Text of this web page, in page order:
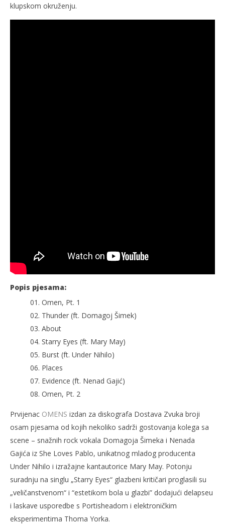
klupskom okruženju.
Popis pjesama:
01. Omen, Pt. 1
02. Thunder (ft. Domagoj Šimek)
03. About
04. Starry Eyes (ft. Mary May)
05. Burst (ft. Under Nihilo)
06. Places
07. Evidence (ft. Nenad Gajić)
08. Omen, Pt. 2
Prvijenac OMENS izdan za diskografa Dostava Zvuka broji
osam pjesama od kojih nekoliko sadrži gostovanja kolega sa
scene – snažnih rock vokala Domagoja Šimeka i Nenada
Gajića iz She Loves Pablo, unikatnog mladog producenta
Under Nihilo i izražajne kantautorice Mary May. Potonju
suradnju na singlu „Starry Eyes“ glazbeni kritičari proglasili su
„veličanstvenom“ i “estetikom bola u glazbi” dodajući delapseu
i laskave usporedbe s Portisheadom i elektroničkim
eksperimentima Thoma Yorka.